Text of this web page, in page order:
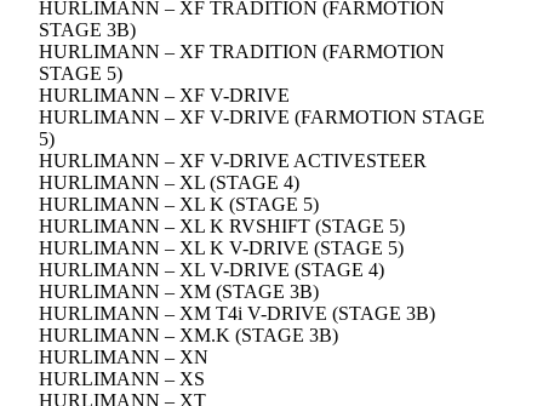
HURLIMANN – XF TRADITION (FARMOTION
STAGE 3B)
HURLIMANN – XF TRADITION (FARMOTION
STAGE 5)
HURLIMANN – XF V-DRIVE
HURLIMANN – XF V-DRIVE (FARMOTION STAGE
5)
HURLIMANN – XF V-DRIVE ACTIVESTEER
HURLIMANN – XL (STAGE 4)
HURLIMANN – XL K (STAGE 5)
HURLIMANN – XL K RVSHIFT (STAGE 5)
HURLIMANN – XL K V-DRIVE (STAGE 5)
HURLIMANN – XL V-DRIVE (STAGE 4)
HURLIMANN – XM (STAGE 3B)
HURLIMANN – XM T4i V-DRIVE (STAGE 3B)
HURLIMANN – XM.K (STAGE 3B)
HURLIMANN – XN
HURLIMANN – XS
HURLIMANN – XT